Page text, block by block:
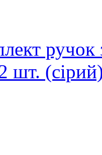
ручок
шт.